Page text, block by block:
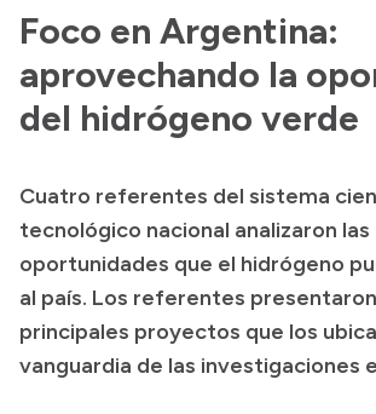
Delegaciones
Consultorios Propios
Presentación CV
Transparencia
Inversión en Salud
Licitaciones
Consulta de expedientes
Foco en Argentina:
aprovechando la
del hidrógeno verde
Cuatro referentes del sistema
tecnológico nacional analizaron las
oportunidades que el hidrógeno
al país. Los referentes
principales proyectos que los
vanguardia de las investigaciones